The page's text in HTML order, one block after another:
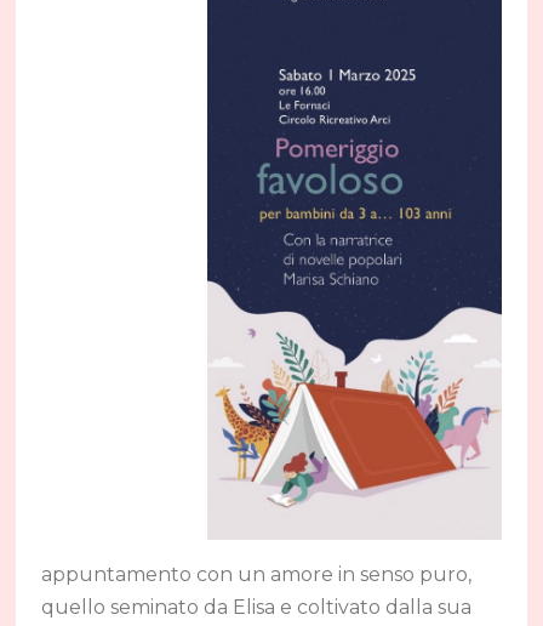
appuntamento con un amore in senso puro,
quello seminato da Elisa e coltivato dalla sua